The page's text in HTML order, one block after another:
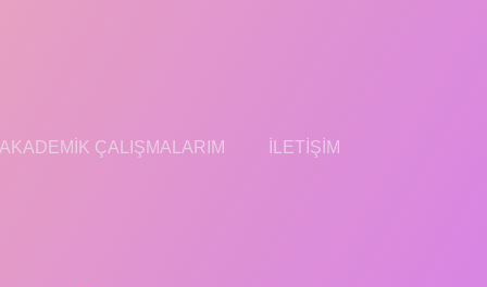
AKADEMIK ÇALIŞMALARIM İLETIŞIM